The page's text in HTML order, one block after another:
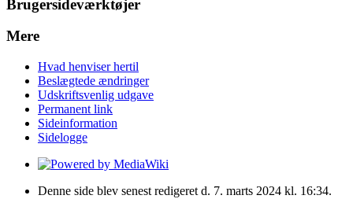
Brugersideværktøjer
Mere
Hvad henviser hertil
Beslægtede ændringer
Udskriftsvenlig udgave
Permanent link
Sideinformation
Sidelogge
Denne side blev senest redigeret d. 7. marts 2024 kl. 16:34.